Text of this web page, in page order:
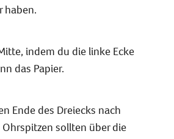
haben.
indem du die linke Ecke
das Papier.
Ende des Dreiecks nach
sollten über die